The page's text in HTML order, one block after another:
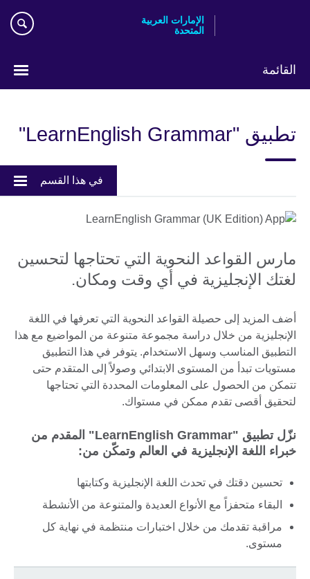
الإمارات العربية
المتحدة
القائمة
تطبيق "LearnEnglish Grammar"
في هذا القسم
مارس القواعد النحوية التي تحتاجها لتحسين
لغتك الإنجليزية في أي وقت ومكان.
أضف المزيد إلى حصيلة القواعد النحوية التي تعرفها في اللغة
الإنجليزية من خلال دراسة مجموعة متنوعة من المواضيع مع هذا
التطبيق المناسب وسهل الاستخدام. يتوفر في هذا التطبيق
مستويات تبدأ من المستوى الابتدائي وصولاً إلى المتقدم حتى
تتمكن من الحصول على المعلومات المحددة التي تحتاجها
لتحقيق أقصى تقدم ممكن في مستواك.
نزّل تطبيق "LearnEnglish Grammar" المقدم من
خبراء اللغة الإنجليزية في العالم وتمكّن من:
تحسين دقتك في تحدث اللغة الإنجليزية وكتابتها
البقاء متحفزاً مع الأنواع العديدة والمتنوعة من الأنشطة
مراقبة تقدمك من خلال اختبارات منتظمة في نهاية كل
مستوى.